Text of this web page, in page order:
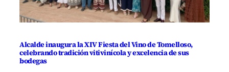
Alcalde inaugura la XIV Fiesta del Vino de Tomelloso,
celebrando tradición vitivinícola y excelencia de sus
bodegas